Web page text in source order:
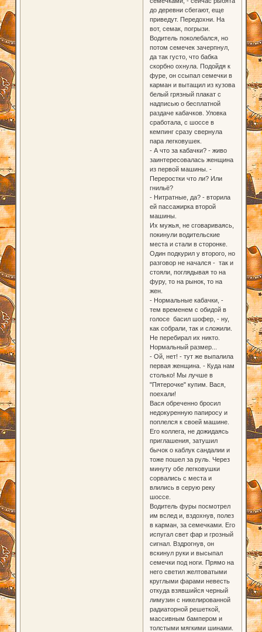
до деревни сбегают, еще
приведут. Передохни. На
вот, семак, погрызи.
Водитель поколебался, но
потом семечек зачерпнул,
да так густо, что бабка
скорбно охнула. Подойдя к
фуре, он ссыпал семечки в
карман и вытащил из кузова
белый грязный плакат с
надписью о бесплатной
раздаче кабачков. Уловка
сработала, с шоссе в
кемпинг сразу свернула
пара легковушек.
- А что за кабачки? - живо
заинтересовалась женщина
из первой машины. -
Переростки что ли? Или
гнильё?
- Нитратные, да? - вторила
ей пассажирка второй
машины.
Их мужья, не сговариваясь,
покинули водительские
места и стали в сторонке.
Один подкурил у второго, но
разговор не начался - так и
стояли, поглядывая то на
фуру, то на рынок, то на
жен.
- Нормальные кабачки, -
тем временем с обидой в
голосе басил шофер, - ну,
как собрали, так и сложили.
Не перебирал их никто.
Нормальный размер...
- Ой, нет! - тут же выпалила
первая женщина. - Куда нам
столько! Мы лучше в
"Пятерочке" купим. Вася,
поехали!
Вася обреченно бросил
недокуренную папиросу и
поплелся к своей машине.
Его коллега, не дожидаясь
приглашения, затушил
бычок о каблук сандалии и
тоже пошел за руль. Через
минуту обе легковушки
сорвались с места и
влились в серую реку
шоссе.
Водитель фуры посмотрел
им вслед и, вздохнув, полез
в карман, за семечками. Его
испугал свет фар и грозный
сигнал. Вздрогнув, он
вскинул руки и высыпал
семечки под ноги. Прямо на
него светил желтоватыми
круглыми фарами невесть
откуда взявшийся черный
лимузин с никелированной
радиаторной решеткой,
массивным бампером и
толстыми мягкими шинами.